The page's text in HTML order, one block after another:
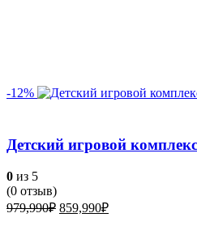
-12%
Детский игровой
0 из 5
(0 отзыв)
979,990₽ Первоначальная
859,990₽Текущая